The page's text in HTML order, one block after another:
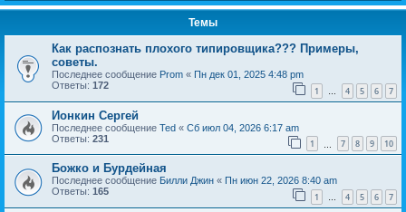
Темы
Как распознать плохого типировщика??? Примеры,
советы.
Последнее сообщение Prom « Пн дек 01, 2025 4:48 pm
Ответы: 172 1 … 4 5 6 7
Ионкин Сергей
Последнее сообщение Ted « Сб июл 04, 2026 6:17 am
Ответы: 231 1 7 8 9 10
Божко и Бурдейная
Последнее сообщение Билли Джин « Пн июн 22, 2026 8:40 am
Ответы: 165 1 … 4 5 6 7